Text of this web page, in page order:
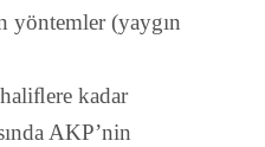
yöntemler (yaygın
kadar
AKP’nin